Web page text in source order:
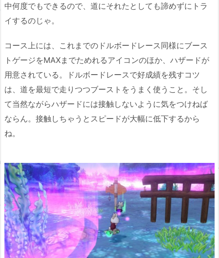
中何度でもできるので、道にそれたとしても諦めずにトラ
イするのじゃ。
コース上には、これまでのドルボードレース同様にブース
トゲージをMAXまでためれるアイコンのほか、ハザードが
用意されている。ドルボードレースで好成績を残すコツ
は、道を最短で走りつつブーストをうまく使うこと。そし
て当然ながらハザードには接触しないように気をつけねば
ならん。接触しちゃうとスピードが大幅に低下するから
ね。